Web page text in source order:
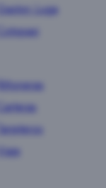
Gaston Luga
Cotopaxi
Riñoneras
Carteras
Tarjeteros
Viaje